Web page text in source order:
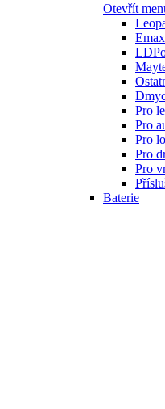
Otevřít
Emax
Pro
Pro
Pro
Pro
Pro
Baterie